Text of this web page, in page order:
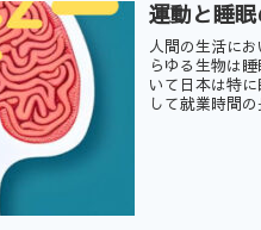
運動と睡
人間の生活に
らゆる生物は
いて日本は特
して就業時間